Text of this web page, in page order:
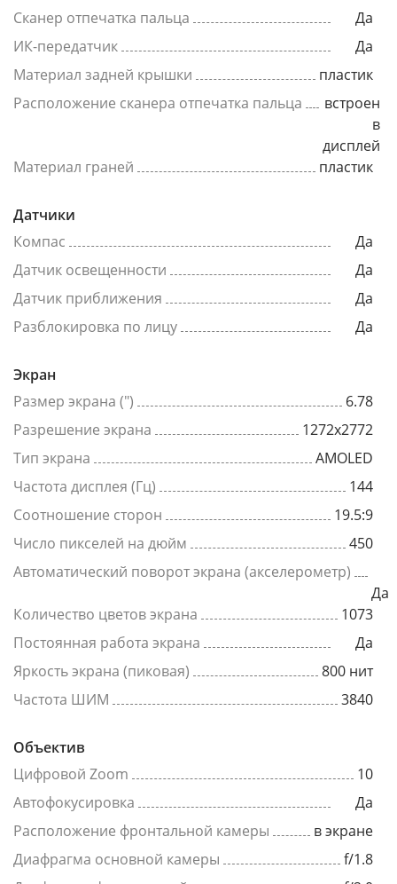
Сканер отпечатка пальца
Да
ИК-передатчик
Да
Материал задней крышки
пластик
Расположение сканера отпечатка пальца
встроен
в
дисплей
Материал граней
пластик
Датчики
Компас
Да
Датчик освещенности
Да
Датчик приближения
Да
Разблокировка по лицу
Да
Экран
Размер экрана (")
6.78
Разрешение экрана
1272x2772
Тип экрана
AMOLED
Частота дисплея (Гц)
144
Соотношение сторон
19.5:9
Число пикселей на дюйм
450
Автоматический поворот экрана (акселерометр)
Да
Количество цветов экрана
1073
Постоянная работа экрана
Да
Яркость экрана (пиковая)
800 нит
Частота ШИМ
3840
Объектив
Цифровой Zoom
10
Автофокусировка
Да
Расположение фронтальной камеры
в экране
Диафрагма основной камеры
f/1.8